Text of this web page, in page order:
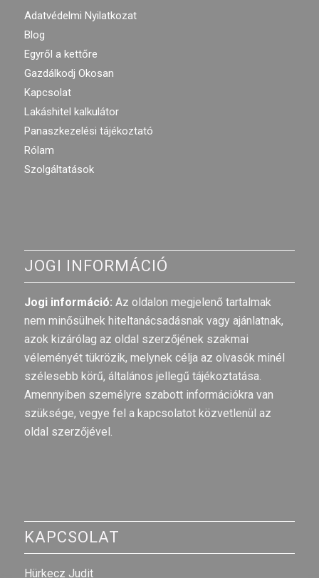
Adatvédelmi Nyilatkozat
Blog
Egyről a kettőre
Gazdálkodj Okosan
Kapcsolat
Lakáshitel kalkulátor
Panaszkezelési tájékoztató
Rólam
Szolgáltatások
JOGI INFORMÁCIÓ
Jogi információ: Az oldalon megjelenő tartalmak
nem minősülnek hiteltanácsadásnak vagy ajánlatnak,
azok kizárólag az oldal szerzőjének szakmai
véleményét tükrözik, melynek célja az olvasók minél
szélesebb körű, általános jellegű tájékoztatása.
Amennyiben személyre szabott információkra van
szüksége, vegye fel a kapcsolatot közvetlenül az
oldal szerzőjével.
KAPCSOLAT
Hürkecz Judit